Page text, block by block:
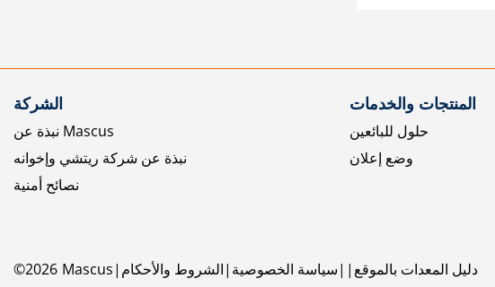
الشركة
نبذة عن Mascus
نبذة عن شركة ريتشي وإخوانه
نصائح أمنية
المنتجات والخدمات
حلول للبائعين
وضع إعلان
©2026 Mascus الشروط والأحكام سياسة الخصوصية دليل المعدات بالموقع